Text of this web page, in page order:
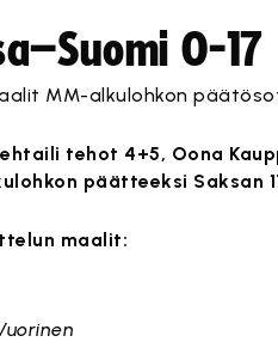
0-17
MM-alkulohkon
tehot 4+5, Oona
päätteeksi Saksan
maalit: